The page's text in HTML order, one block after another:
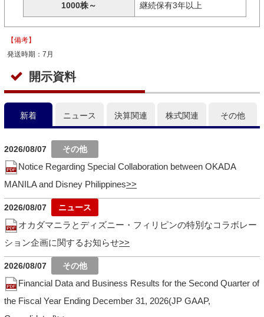
1000株～ 継続保有3年以上
【備考】
発送時期：7月
開示資料
新着 ニュース 決算関連 株式関連 その他
2026/08/07
Notice Regarding Special Collaboration between OKADA
MANILA and Disney Philippines
2026/08/07
オカダマニラとディズニー・フィリピンの特別なコラボレー
ション企画に関するお知らせ
2026/08/07
Financial Data and Business Results for the Second Quarter of
the Fiscal Year Ending December 31, 2026(JP GAAP,